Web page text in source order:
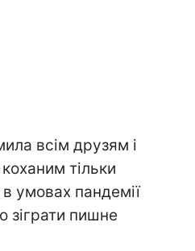
всім друзям і
тільки
умовах пандемії
зіграти пишне